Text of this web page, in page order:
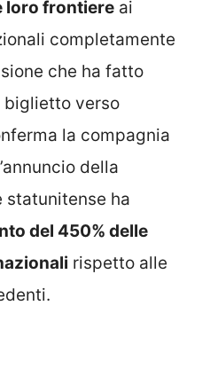
loro frontiere ai
completamente
che ha fatto
biglietto verso
la compagnia
della
ha
del 450% delle
rispetto alle